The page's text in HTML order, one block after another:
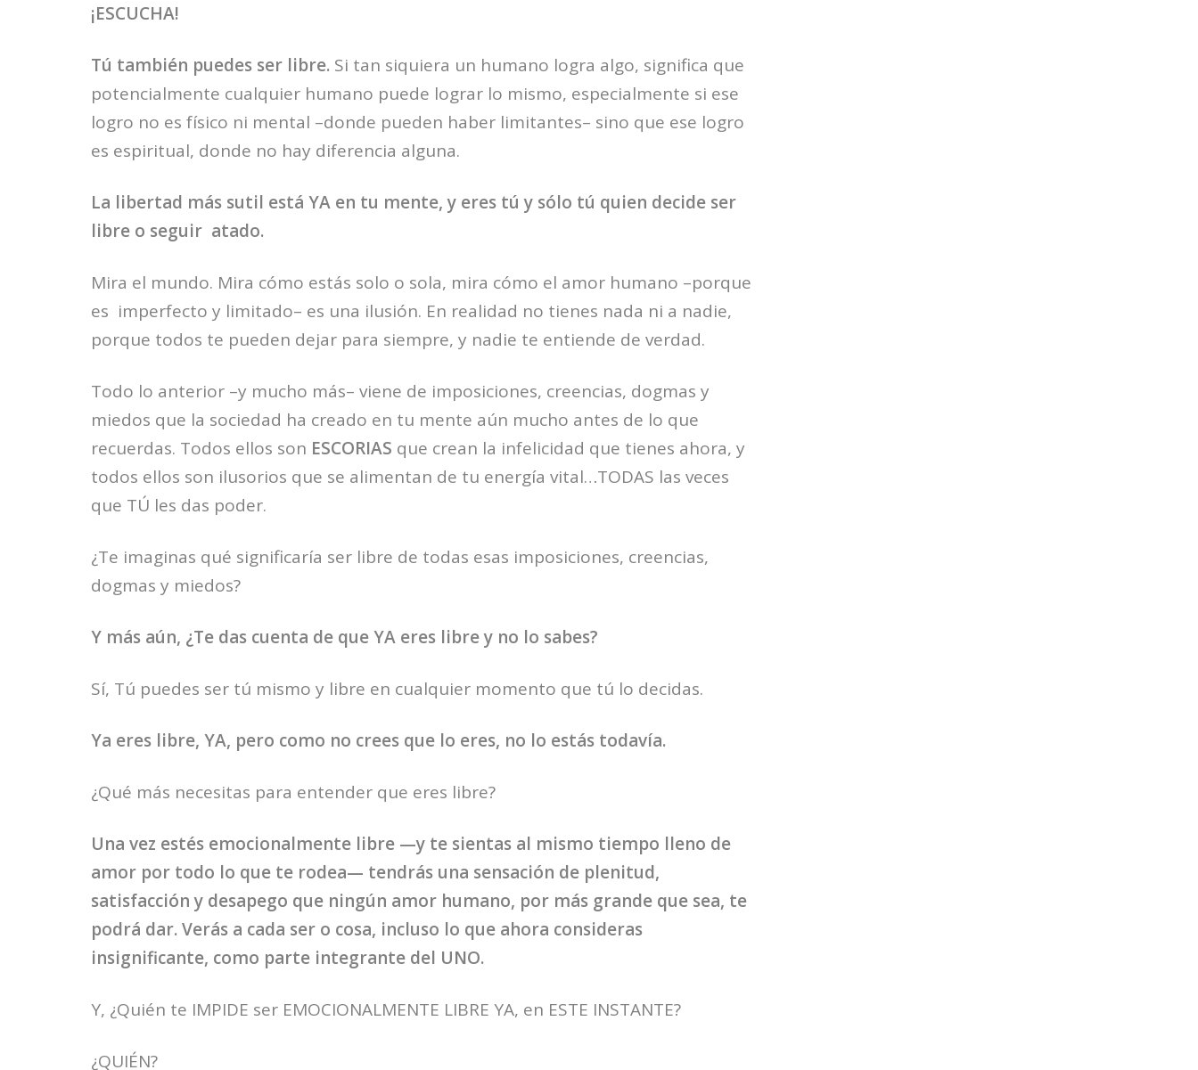
¡ESCUCHA!
Tú también puedes ser libre. Si tan siquiera un humano logra algo, significa que
potencialmente cualquier humano puede lograr lo mismo, especialmente si ese
logro no es físico ni mental –donde pueden haber limitantes– sino que ese logro
es espiritual, donde no hay diferencia alguna.
La libertad más sutil está YA en tu mente, y eres tú y sólo tú quien decide ser
libre o seguir atado.
Mira el mundo. Mira cómo estás solo o sola, mira cómo el amor humano –porque
es imperfecto y limitado– es una ilusión. En realidad no tienes nada ni a nadie,
porque todos te pueden dejar para siempre, y nadie te entiende de verdad.
Todo lo anterior –y mucho más– viene de imposiciones, creencias, dogmas y
miedos que la sociedad ha creado en tu mente aún mucho antes de lo que
recuerdas. Todos ellos son ESCORIAS que crean la infelicidad que tienes ahora, y
todos ellos son ilusorios que se alimentan de tu energía vital…TODAS las veces
que TÚ les das poder.
¿Te imaginas qué significaría ser libre de todas esas imposiciones, creencias,
dogmas y miedos?
Y más aún, ¿Te das cuenta de que YA eres libre y no lo sabes?
Sí, Tú puedes ser tú mismo y libre en cualquier momento que tú lo decidas.
Ya eres libre, YA, pero como no crees que lo eres, no lo estás todavía.
¿Qué más necesitas para entender que eres libre?
Una vez estés emocionalmente libre —y te sientas al mismo tiempo lleno de
amor por todo lo que te rodea— tendrás una sensación de plenitud,
satisfacción y desapego que ningún amor humano, por más grande que sea, te
podrá dar. Verás a cada ser o cosa, incluso lo que ahora consideras
insignificante, como parte integrante del UNO.
Y, ¿Quién te IMPIDE ser EMOCIONALMENTE LIBRE YA, en ESTE INSTANTE?
¿QUIÉN?